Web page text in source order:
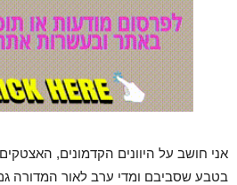
אני חושב על היוונים הקדמונים,
בטבע שסביבם ומדי ערב לאור המדורה